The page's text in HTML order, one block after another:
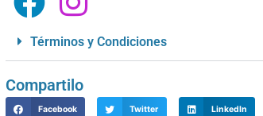
Términos y Condiciones
Compartilo
Facebook Twitter LinkedIn